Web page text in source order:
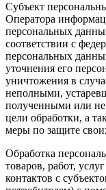
Субъект
Оператора
персональных
соответствии с
персональных
уточнения его
уничтожения в
неполными,
полученными или не
цели обработки, а
меры по защите
Обработка
товаров, работ,
контактов с